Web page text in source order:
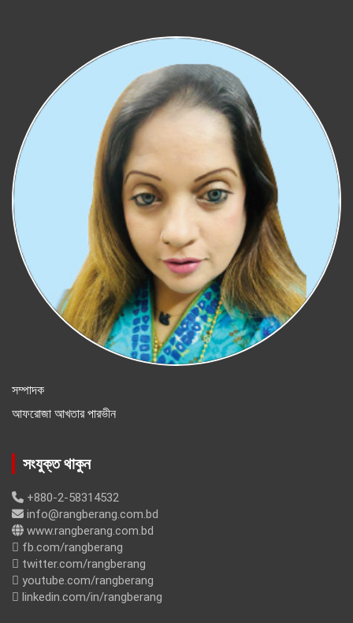
সম্পাদক
আফরোজা আখতার পারভীন
সংযুক্ত থাকুন
+880-2-58314532
info@rangberang.com.bd
www.rangberang.com.bd
fb.com/rangberang
twitter.com/rangberang
youtube.com/rangberang
linkedin.com/in/rangberang